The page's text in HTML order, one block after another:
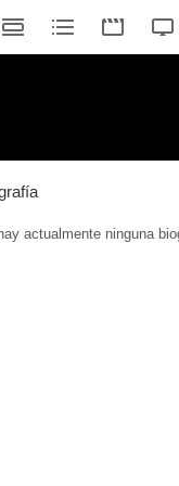
actualmente ninguna